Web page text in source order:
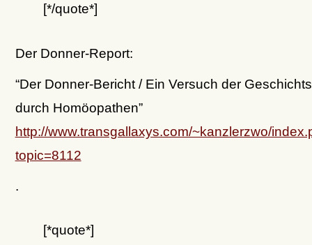
[*/quote*]
Der Donner-Report:
“Der Donner-Bericht / Ein Versuch der
durch Homöopathen”
http://www.transgallaxys.com/~kanzlerzwo/
topic=8112
.
[*quote*]